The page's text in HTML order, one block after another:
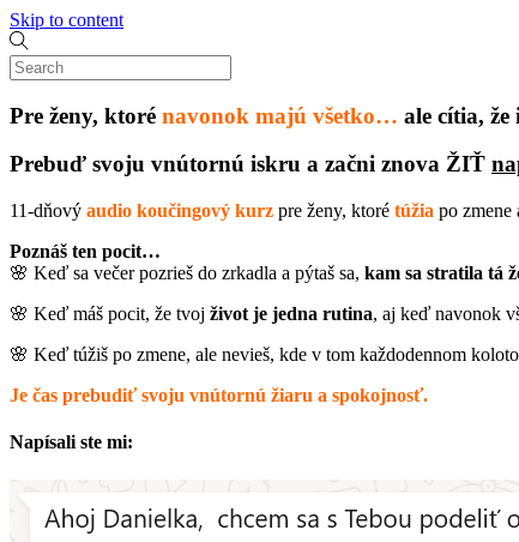
Skip to content
Pre ženy, ktoré navonok majú všetko… ale cítia, že
Prebuď svoju vnútornú iskru a začni znova ŽIŤ
11-dňový audio koučingový kurz pre ženy, ktoré túžia po
Poznáš ten pocit…
🌸 Keď sa večer pozrieš do zrkadla a pýtaš sa, kam sa stratila tá
🌸 Keď máš pocit, že tvoj život je jedna rutina, aj keď navonok
🌸 Keď túžiš po zmene, ale nevieš, kde v tom každodennom
Je čas prebudiť svoju vnútornú žiaru a spokojnosť.
Napísali ste mi: